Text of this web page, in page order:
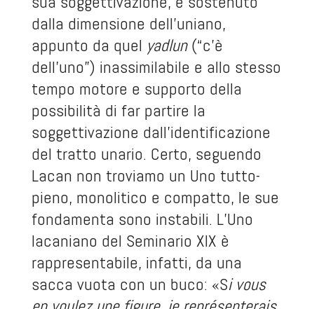
dalla dimensione dell’uniano,
appunto da quel yadlun(“c’è
dell’uno”) inassimilabile e allo stesso
tempo motore e supporto della
possibilità di far partire la
soggettivazione dall’identificazione
del tratto unario. Certo, seguendo
Lacan non troviamo un Uno tutto-
pieno, monolitico e compatto, le sue
fondamenta sono instabili. L’Uno
lacaniano del Seminario XIX è
rappresentabile, infatti, da una
sacca vuota con un buco: «Si vous